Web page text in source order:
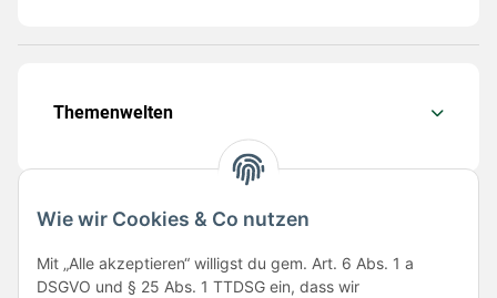
Wie wir Cookies & Co nutzen
Mit „Alle akzeptieren“ willigst du gem. Art. 6 Abs. 1 a
DSGVO und § 25 Abs. 1 TTDSG ein, dass wir
Themenwelten
Folge uns